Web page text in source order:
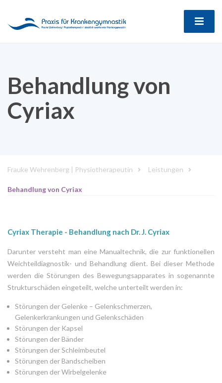
Behandlung von
Cyriax
Frauke Wehrenberg | Physiotherapeutin Leistungen
Behandlung von Cyriax
Cyriax Therapie - Behandlung nach Dr. J. Cyriax
Darunter versteht man eine Manualtechnik, die zur funktionellen
Weichteildiagnostik- und Behandlung dient. Bei dieser Methode
werden die Störungen des Bewegungsapparates in sogenannte
Strukturschäden eingeteilt, welche unterteilt werden in:
Störungen der Gelenke – Gelenkschmerzen,
Gelenkerkrankungen und Gelenkschäden
Störungen der Kapsel
Störungen der Bänder
Störungen der Schleimbeutel
Störungen der Bandscheiben
Störungen der Wirbelgelenke